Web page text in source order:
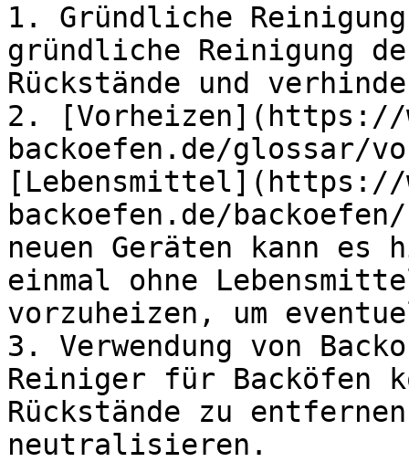
1. Gründliche
gründliche Reinigung
Rückstände und
2. [Vorheizen](https://
backoefen.de/glossar/
[Lebensmittel](https://
backoefen.de/
neuen Geräten kann
einmal ohne
vorzuheizen, um
3. Verwendung von
Reiniger für Backöfen
Rückstände zu
neutralisieren.